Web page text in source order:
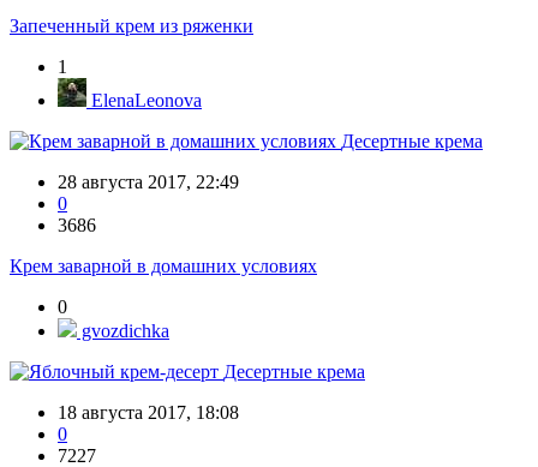
Запеченный крем из ряженки
1
ElenaLeonova
Десертные крема
28 августа 2017, 22:49
0
3686
Крем заварной в домашних условиях
0
gvozdichka
Десертные крема
18 августа 2017, 18:08
0
7227